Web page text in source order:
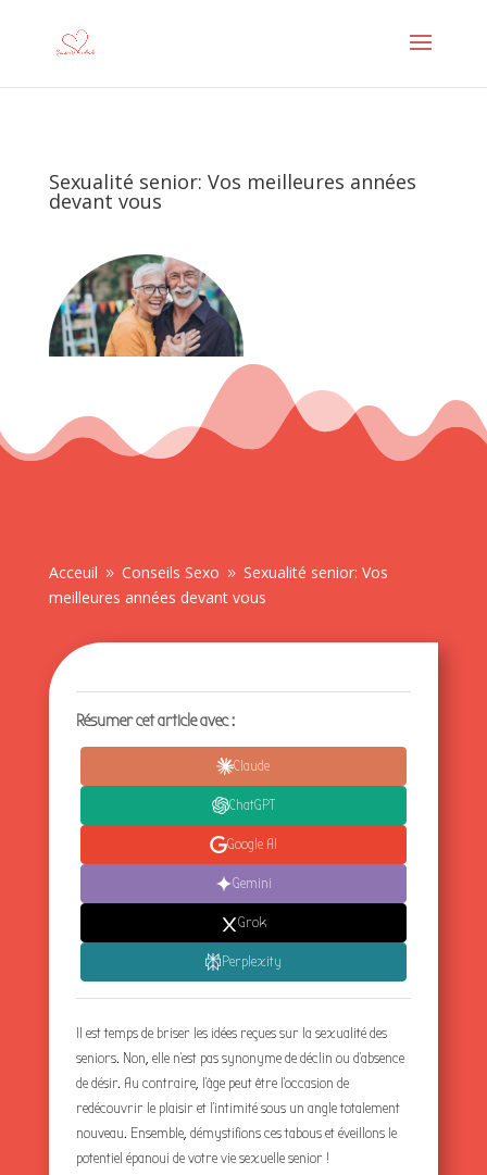
Sexualité senior: Vos meilleures années
devant vous
Acceuil 9 Conseils Sexo 9 Sexualité senior: Vos
meilleures années devant vous
Résumer cet article avec :
Claude
ChatGPT
Google AI
Gemini
Grok
Perplexity
Il est temps de briser les idées reçues sur la sexualité des
seniors. Non, elle n’est pas synonyme de déclin ou d’absence
de désir. Au contraire, l’âge peut être l’occasion de
redécouvrir le plaisir et l’intimité sous un angle totalement
nouveau. Ensemble, démystifions ces tabous et éveillons le
potentiel épanoui de votre vie sexuelle senior !